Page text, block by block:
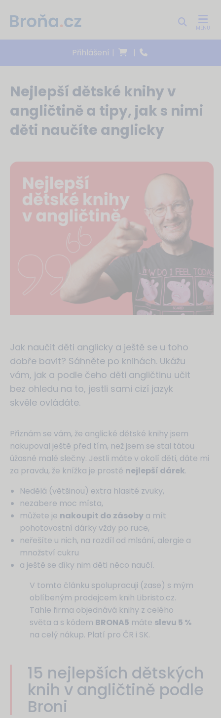
MENU
Přihlášení | |
Nejlepší dětské knihy v
angličtině a tipy, jak s nimi
děti naučíte anglicky
Jak naučit děti anglicky a ještě se u toho
dobře bavit? Sáhněte po knihách. Ukážu
vám, jak a podle čeho děti angličtinu učit
bez ohledu na to, jestli sami cizí jazyk
skvěle ovládáte.
Přiznám se vám, že anglické dětské knihy jsem
nakupoval ještě před tím, než jsem se stal tátou
úžasné malé slečny. Jestli máte v okolí děti, dáte mi
za pravdu, že knížka je prostě nejlepší dárek.
Nedělá (většinou) extra hlasité zvuky,
nezabere moc místa,
můžete je nakoupit do zásoby a mít
pohotovostní dárky vždy po ruce,
neřešíte u nich, na rozdíl od mlsání, alergie a
množství cukru
a ještě se díky nim děti něco naučí.
V tomto článku spolupracuji (zase) s mým
oblíbeným prodejcem knih Libristo.cz.
Tahle firma objednává knihy z celého
světa a s kódem BRONA5 máte slevu 5 %
na celý nákup. Platí pro ČR i SK.
15 nejlepších dětských
knih v angličtině podle
Broni